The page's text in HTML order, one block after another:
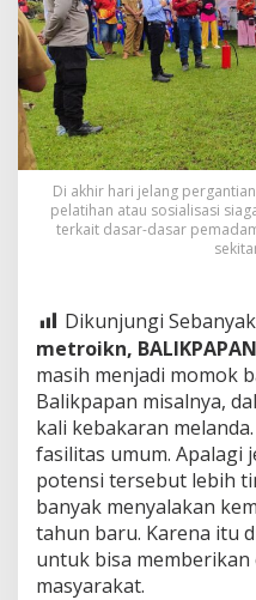
Di akhir hari jelang
pelatihan atau sosialisasi
terkait dasar-dasar
Dikunjungi
metroikn,
masih menjadi momok
Balikpapan misalnya,
kali kebakaran
fasilitas umum. Apalagi
potensi tersebut lebih
banyak menyalakan
tahun baru. Karena itu
untuk bisa memberikan
masyarakat.